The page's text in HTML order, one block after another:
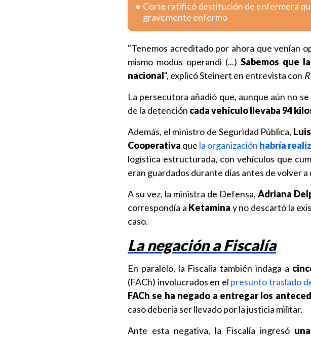
Corte ratificó destitución de enfermera
gravemente enfermo
"Tenemos acreditado por ahora que venían
mismo modus operandi (...)Sabemos que
nacional", explicó Steinert en entrevista con
La persecutora añadió que, aunque aún no
de la detención cada vehículo llevaba 94
Además, el ministro de Seguridad Pública,
Cooperativa que la organización habría
logística estructurada, con vehículos que
eran guardados durante días antes de volver a
A su vez, la ministra de Defensa, Adriana
correspondía a Ketamina y no descartó la
caso.
La negación a Fiscalía
En paralelo, la Fiscalía también indaga a
(FACh) involucrados en el presunto traslado
FACh se ha negado a entregar los
caso debería ser llevado por la justicia militar.
Ante esta negativa, la Fiscalía ingresó